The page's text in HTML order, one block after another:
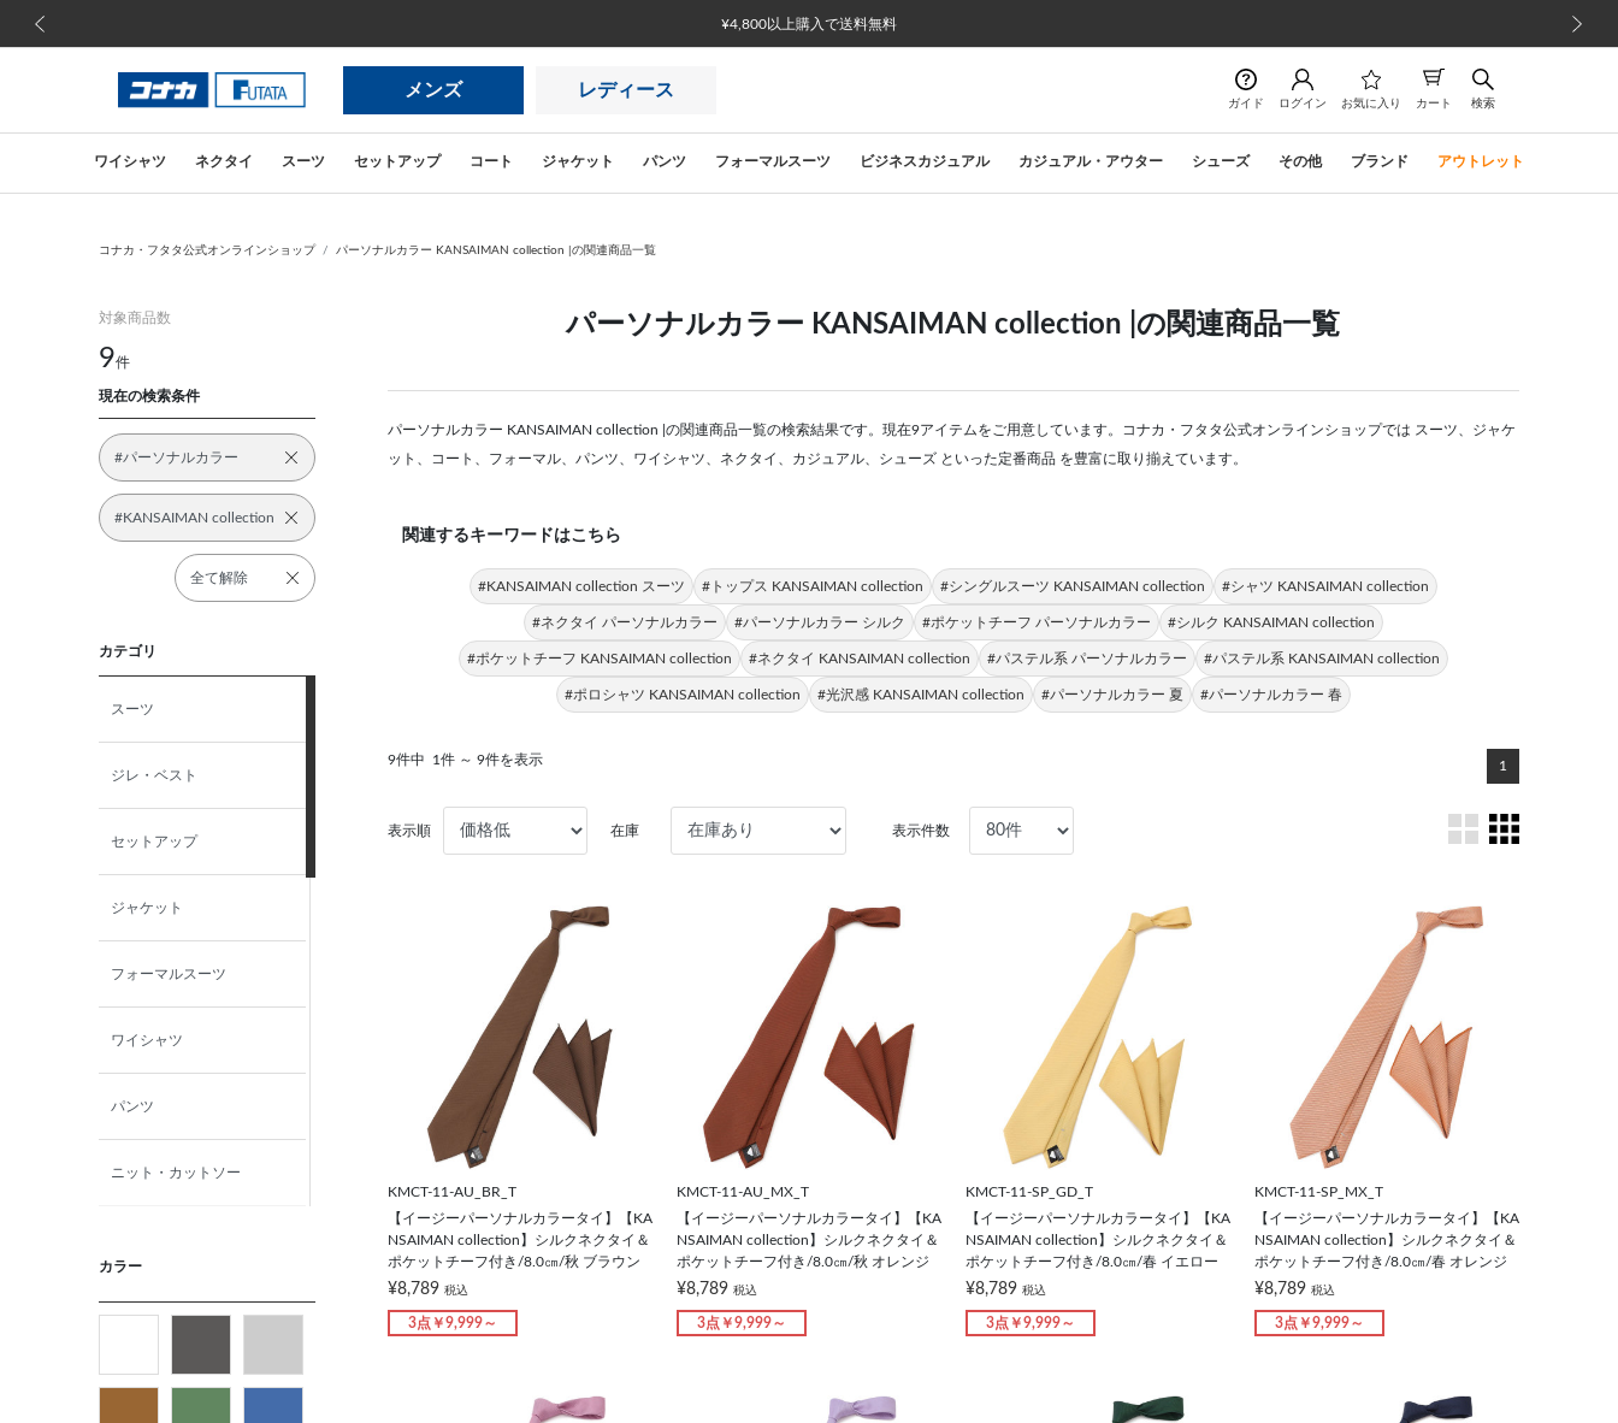
¥4,800以上購入で送料無料
メンズ レディース
ガイド ログイン お気に入り カート 検索
ワイシャツ ネクタイ スーツ セットアップ コート ジャケット パンツ フォーマルスーツ ビジネスカジュアル カジュアル・アウター シューズ その他 ブランド アウトレット
コナカ・フタタ公式オンラインショップ パーソナルカラー KANSAIMAN collection |の関連商品一覧
対象商品数
9件
現在の検索条件
#パーソナルカラー
#KANSAIMAN collection
全て解除
カテゴリ
スーツ
ジレ・ベスト
セットアップ
ジャケット
フォーマルスーツ
ワイシャツ
パンツ
ニット・カットソー
アウター
フォーマルタイ
カラー
パーソナルカラー KANSAIMAN collection |の関連商品一覧
パーソナルカラー KANSAIMAN collection |の関連商品一覧の検索結果です。現在9アイテムをご用意しています。コナカ・フタタ公式オンラインショップでは スーツ、ジャケ
ット、コート、フォーマル、パンツ、ワイシャツ、ネクタイ、カジュアル、シューズ といった定番商品 を豊富に取り揃えています。
関連するキーワードはこちら
#KANSAIMAN collection スーツ #トップス KANSAIMAN collection #シングルスーツ KANSAIMAN collection #シャツ KANSAIMAN collection
#ネクタイ パーソナルカラー #パーソナルカラー シルク #ポケットチーフ パーソナルカラー #シルク KANSAIMAN collection
#ポケットチーフ KANSAIMAN collection #ネクタイ KANSAIMAN collection #パステル系 パーソナルカラー #パステル系 KANSAIMAN collection
#ポロシャツ KANSAIMAN collection #光沢感 KANSAIMAN collection #パーソナルカラー 夏 #パーソナルカラー 春
9件中 1件 ～ 9件を表示 1
表示順 在庫 表示件数
KMCT-11-AU_BR_T
【イージーパーソナルカラータイ】【KA
NSAIMAN collection】シルクネクタイ＆
ポケットチーフ付き/8.0㎝/秋 ブラウン
¥8,789 税込
3点￥9,999～
KMCT-11-AU_MX_T
【イージーパーソナルカラータイ】【KA
NSAIMAN collection】シルクネクタイ＆
ポケットチーフ付き/8.0㎝/秋 オレンジ
¥8,789 税込
3点￥9,999～
KMCT-11-SP_GD_T
【イージーパーソナルカラータイ】【KA
NSAIMAN collection】シルクネクタイ＆
ポケットチーフ付き/8.0㎝/春 イエロー
¥8,789 税込
3点￥9,999～
KMCT-11-SP_MX_T
【イージーパーソナルカラータイ】【KA
NSAIMAN collection】シルクネクタイ＆
ポケットチーフ付き/8.0㎝/春 オレンジ
¥8,789 税込
3点￥9,999～